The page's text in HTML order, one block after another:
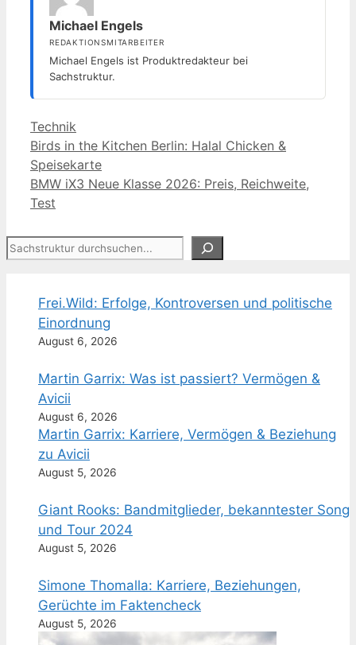
Michael Engels
REDAKTIONSMITARBEITER
Michael Engels ist Produktredakteur bei
Sachstruktur.
Kategorien
Technik
Birds in the Kitchen Berlin: Halal Chicken &
Speisekarte
BMW iX3 Neue Klasse 2026: Preis, Reichweite,
Test
Suchen
Frei.Wild: Erfolge, Kontroversen und politische
Einordnung
August 6, 2026
Martin Garrix: Was ist passiert? Vermögen &
Avicii
August 6, 2026
Martin Garrix: Karriere, Vermögen & Beziehung
zu Avicii
August 5, 2026
Giant Rooks: Bandmitglieder, bekanntester Song
und Tour 2024
August 5, 2026
Simone Thomalla: Karriere, Beziehungen,
Gerüchte im Faktencheck
August 5, 2026